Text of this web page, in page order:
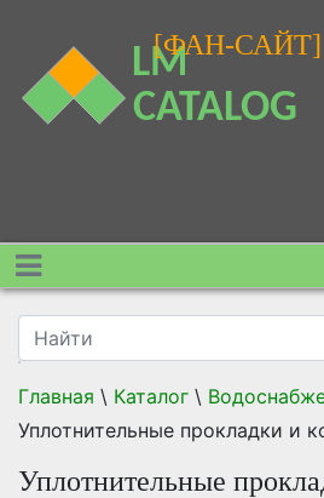
[ФАН-САЙТ]
Главная \ Каталог \
Уплотнительные прокладки и
Уплотнительные